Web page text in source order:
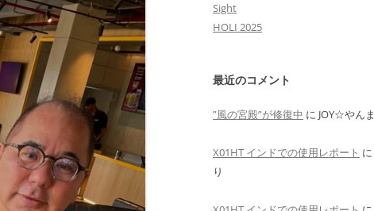
Sight
HOLI 2025
最近のコメント
”風の宮殿”が修復中 に JOY☆やんま
X01HT インドでの使用レポート に
り